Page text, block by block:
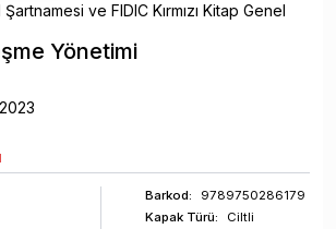
ve FIDIC Kırmızı Kitap Genel
Yönetimi
2023
Barkod:
9789750286179
Kapak Türü:
Ciltli